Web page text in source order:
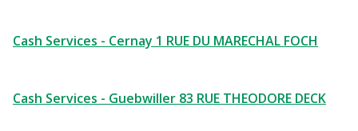
Cash Services - Cernay 1 RUE DU MARECHAL FOCH
Cash Services - Guebwiller 83 RUE THEODORE DECK